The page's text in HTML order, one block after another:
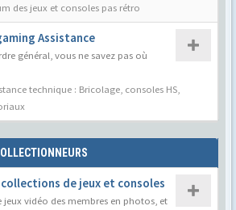
des jeux et consoles pas rétro
Assistance
général, vous ne savez pas où
technique : Bricolage, consoles HS,
collections de jeux et consoles
jeux vidéo des membres en photos, et